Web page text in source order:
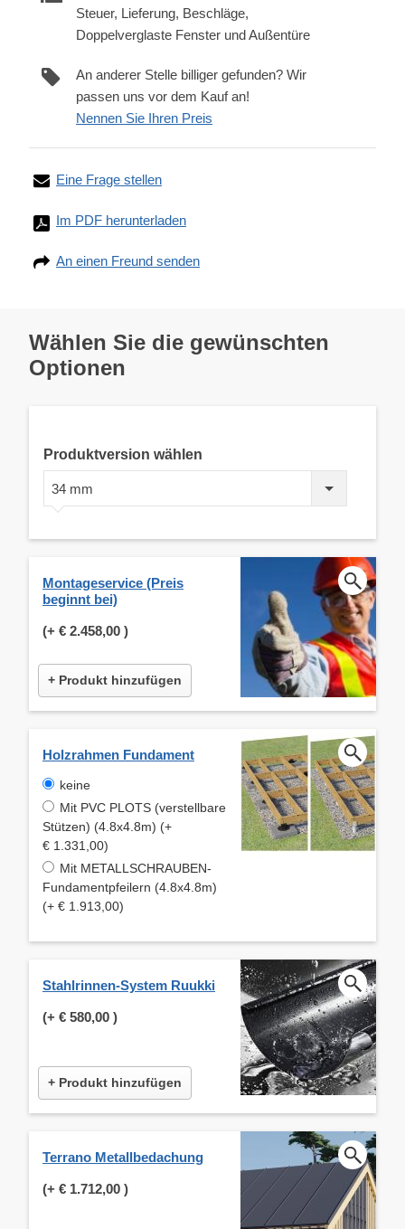
Steuer, Lieferung, Beschläge,
Doppelverglaste Fenster und Außentüre
An anderer Stelle billiger gefunden? Wir
passen uns vor dem Kauf an!
Nennen Sie Ihren Preis
Eine Frage stellen
Im PDF herunterladen
An einen Freund senden
Wählen Sie die gewünschten
Optionen
Produktversion wählen
34 mm
Montageservice (Preis
beginnt bei)
(+ € 2.458,00 )
+ Produkt hinzufügen
Holzrahmen Fundament
keine
Mit PVC PLOTS (verstellbare
Stützen) (4.8x4.8m) (+
€ 1.331,00)
Mit METALLSCHRAUBEN-
Fundamentpfeilern (4.8x4.8m)
(+ € 1.913,00)
Stahlrinnen-System Ruukki
(+ € 580,00 )
+ Produkt hinzufügen
Terrano Metallbedachung
(+ € 1.712,00 )